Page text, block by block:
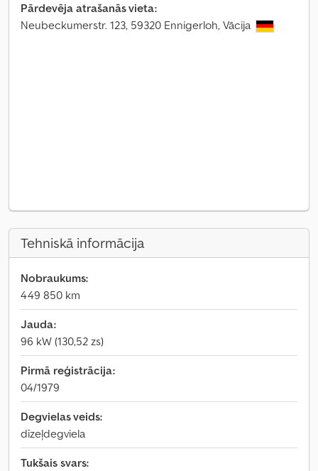
Pārdevēja atrašanās vieta:
Neubeckumerstr. 123, 59320 Ennigerloh, Vācija
Tehniskā informācija
Nobraukums:
449 850 km
Jauda:
96 kW (130,52 zs)
Pirmā reģistrācija:
04/1979
Degvielas veids:
dīzeļdegviela
Tukšais svars: